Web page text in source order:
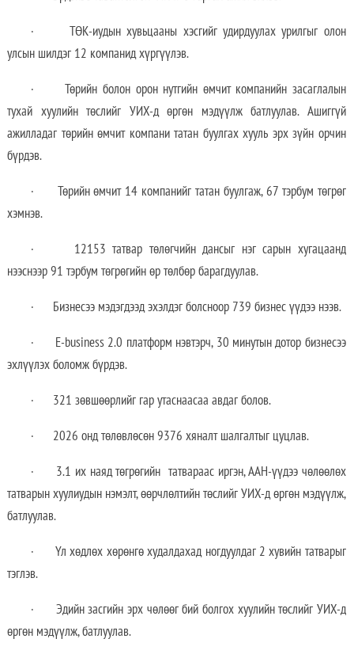
· ТӨК-иудын хувьцааны хэсгийг удирдуулах урилгыг олон
улсын шилдэг 12 компанид хүргүүлэв.
· Төрийн болон орон нутгийн өмчит компанийн засаглалын
тухай хуулийн төслийг УИХ-д өргөн мэдүүлж батлуулав. Ашиггүй
ажилладаг төрийн өмчит компани татан буулгах хууль эрх зүйн орчин
бүрдэв.
· Төрийн өмчит 14 компанийг татан буулгаж, 67 тэрбум төгрөг
хэмнэв.
· 12153 татвар төлөгчийн дансыг нэг сарын хугацаанд
нээснээр 91 тэрбум төгрөгийн өр төлбөр барагдуулав.
· Бизнесээ мэдэгдээд эхэлдэг болсноор 739 бизнес үүдээ нээв.
· E-business 2.0 платформ нэвтэрч, 30 минутын дотор бизнесээ
эхлүүлэх боломж бүрдэв.
· 321 зөвшөөрлийг гар утаснаасаа авдаг болов.
· 2026 онд төлөвлөсөн 9376 хяналт шалгалтыг цуцлав.
· 3.1 их наяд төгрөгийн татвараас иргэн, ААН-үүдээ чөлөөлөх
татварын хуулиудын нэмэлт, өөрчлөлтийн төслийг УИХ-д өргөн мэдүүлж,
батлуулав.
· Үл хөдлөх хөрөнгө худалдахад ногдуулдаг 2 хувийн татварыг
тэглэв.
· Эдийн засгийн эрх чөлөөг бий болгох хуулийн төслийг УИХ-д
өргөн мэдүүлж, батлуулав.